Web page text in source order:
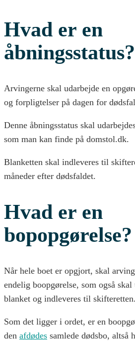
Hvad er en
åbningsstatus?
Arvingerne skal udarbejde en
og forpligtelser på dagen for
Denne åbningsstatus skal
som man kan finde på domstol.dk.
Blanketten skal indleveres til
måneder efter dødsfaldet.
Hvad er en
bopopgørelse?
Når hele boet er opgjort, skal
endelig boopgørelse, som også
blanket og indleveres til skifteretten.
Som det ligger i ordet, er en
den afdødes samlede dødsbo, altså